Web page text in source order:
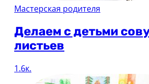
Мастерская родителя
Делаем с детьми
листьев
1.6к.